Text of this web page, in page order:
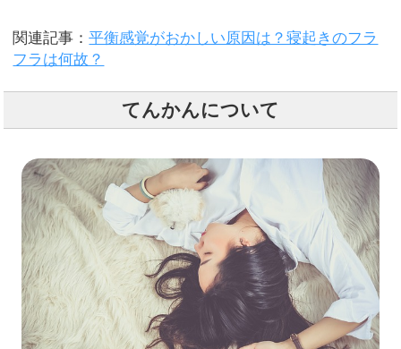
関連記事：平衡感覚がおかしい原因は？寝起きのフラ
フラは何故？
てんかんについて